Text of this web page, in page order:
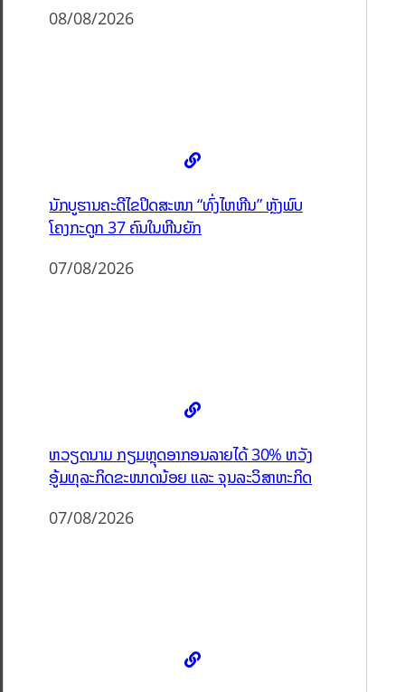
08/08/2026
ນັກບູຮານຄະດີໄຂປິດສະໜາ “ທົ່ງໄຫຫີນ” ຫຼັງພົບ
ໂຄງກະດູກ 37 ຄົນໃນຫີນຍັກ
07/08/2026
ຫວຽດນາມ ກຽມຫຼຸດອາກອນລາຍໄດ້ 30% ຫວັງ
ອູ້ມທຸລະກິດຂະໜາດນ້ອຍ ແລະ ຈຸນລະວິສາຫະກິດ
07/08/2026